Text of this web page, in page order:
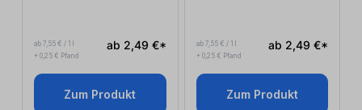
ab 7,55 € / 1 l
+ 0,25 € Pfand
ab 2,49 €*
Zum Produkt
ab 7,55 € / 1 l
+ 0,25 € Pfand
ab 2,49 €*
Zum Produkt